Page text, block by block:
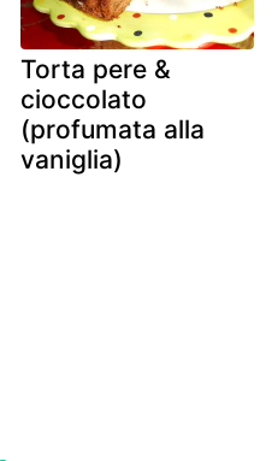
Torta pere &
cioccolato
(profumata alla
vaniglia)